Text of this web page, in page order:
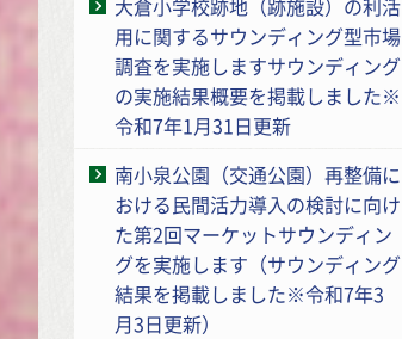
大倉小学校跡地（跡施設）の利活
用に関するサウンディング型市場
調査を実施しますサウンディング
の実施結果概要を掲載しました※
令和7年1月31日更新
南小泉公園（交通公園）再整備に
おける民間活力導入の検討に向け
た第2回マーケットサウンディン
グを実施します（サウンディング
結果を掲載しました※令和7年3
月3日更新）